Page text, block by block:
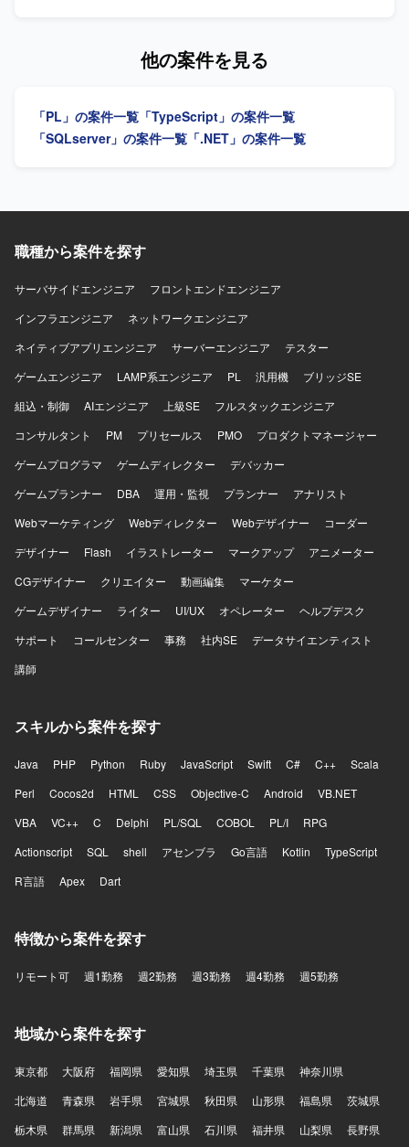
ケーション基盤を使用しております。
TypeScript(React)、クラウド：Azure 等の環境で開発を行
定着を推進します。あわせて、進捗・課題・品質管理を行
し込み、PoCで終わらせず本番運用まで推進できる方を求
めています。関係者への説明力と資料化力をお持ちの方を
す。 【開発環境】 GitHub Copilot、Microsoft Copilot、
他の案件を見る
「PL」の案件一覧 「TypeScript」の案件一覧
「SQLserver」の案件一覧 「.NET」の案件一覧
職種から案件を探す
サーバサイドエンジニア
フロントエンドエンジニア
インフラエンジニア
ネットワークエンジニア
ネイティブアプリエンジニア
サーバーエンジニア
テスター
ゲームエンジニア
LAMP系エンジニア PL 汎用機
ブリッジSE
組込・制御
AIエンジニア 上級SE
フルスタックエンジニア
コンサルタント
PM プリセールス PMO
プロダクトマネージャー
ゲームプログラマ
ゲームディレクター
デバッカー
ゲームプランナー
DBA 運用・監視 プランナー
アナリスト
Webマーケティング
Webディレクター Webデザイナー
コーダー
デザイナー
Flash イラストレーター マークアップ
アニメーター
CGデザイナー
クリエイター 動画編集
マーケター
ゲームデザイナー
ライター UI/UX オペレーター
ヘルプデスク
サポート
コールセンター 事務 社内SE
データサイエンティスト
講師
スキルから案件を探す
Java PHP Python Ruby JavaScript Swift C# C++
Scala
Perl
Cocos2d HTML CSS Objective-C Android
VB.NET
VBA
VC++ C Delphi PL/SQL COBOL PL/I
RPG
Actionscript
SQL shell アセンブラ Go言語 Kotlin
TypeScript
R言語
Apex Dart
特徴から案件を探す
リモート可 週1勤務 週2勤務 週3勤務 週4勤務 週5勤務
地域から案件を探す
東京都 大阪府 福岡県 愛知県 埼玉県 千葉県
神奈川県
北海道
青森県 岩手県 宮城県 秋田県 山形県 福島県
茨城県
栃木県
群馬県 新潟県 富山県 石川県 福井県 山梨県 長野県